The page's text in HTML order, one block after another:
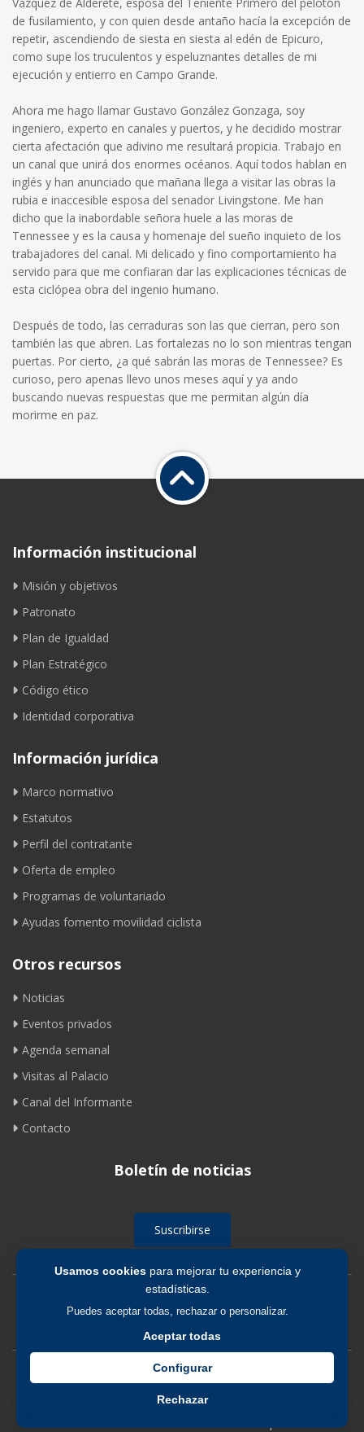
Usamos cookiespara mejorar tu experiencia y
estadísticas.
Puedes aceptar todas, rechazar o personalizar.
Aceptar todas
Configurar
Rechazar
de fusilamiento, y con quien desde antaño hacía la excepción de
repetir, ascendiendo de siesta en siesta al edén de Epicuro,
como supe los truculentos y espeluznantes detalles de mi
ejecución y entierro en Campo Grande.
Ahora me hago llamar Gustavo González Gonzaga, soy
ingeniero, experto en canales y puertos, y he decidido mostrar
cierta afectación que adivino me resultará propicia. Trabajo en
un canal que unirá dos enormes océanos. Aquí todos hablan en
inglés y han anunciado que mañana llega a visitar las obras la
rubia e inaccesible esposa del senador Livingstone. Me han
dicho que la inabordable señora huele a las moras de
Tennessee y es la causa y homenaje del sueño inquieto de los
trabajadores del canal. Mi delicado y fino comportamiento ha
servido para que me confiaran dar las explicaciones técnicas de
esta ciclópea obra del ingenio humano.
Después de todo, las cerraduras son las que cierran, pero son
también las que abren. Las fortalezas no lo son mientras tengan
puertas. Por cierto, ¿a qué sabrán las moras de Tennessee? Es
curioso, pero apenas llevo unos meses aquí y ya ando
buscando nuevas respuestas que me permitan algún día
morirme en paz.
Información institucional
Misión y objetivos
Patronato
Plan de Igualdad
Plan Estratégico
Código ético
Identidad corporativa
Información jurídica
Marco normativo
Estatutos
Perfil del contratante
Oferta de empleo
Programas de voluntariado
Ayudas fomento movilidad ciclista
Otros recursos
Noticias
Eventos privados
Agenda semanal
Visitas al Palacio
Canal del Informante
Contacto
Boletín de noticias
Suscribirse
Política de privacidad